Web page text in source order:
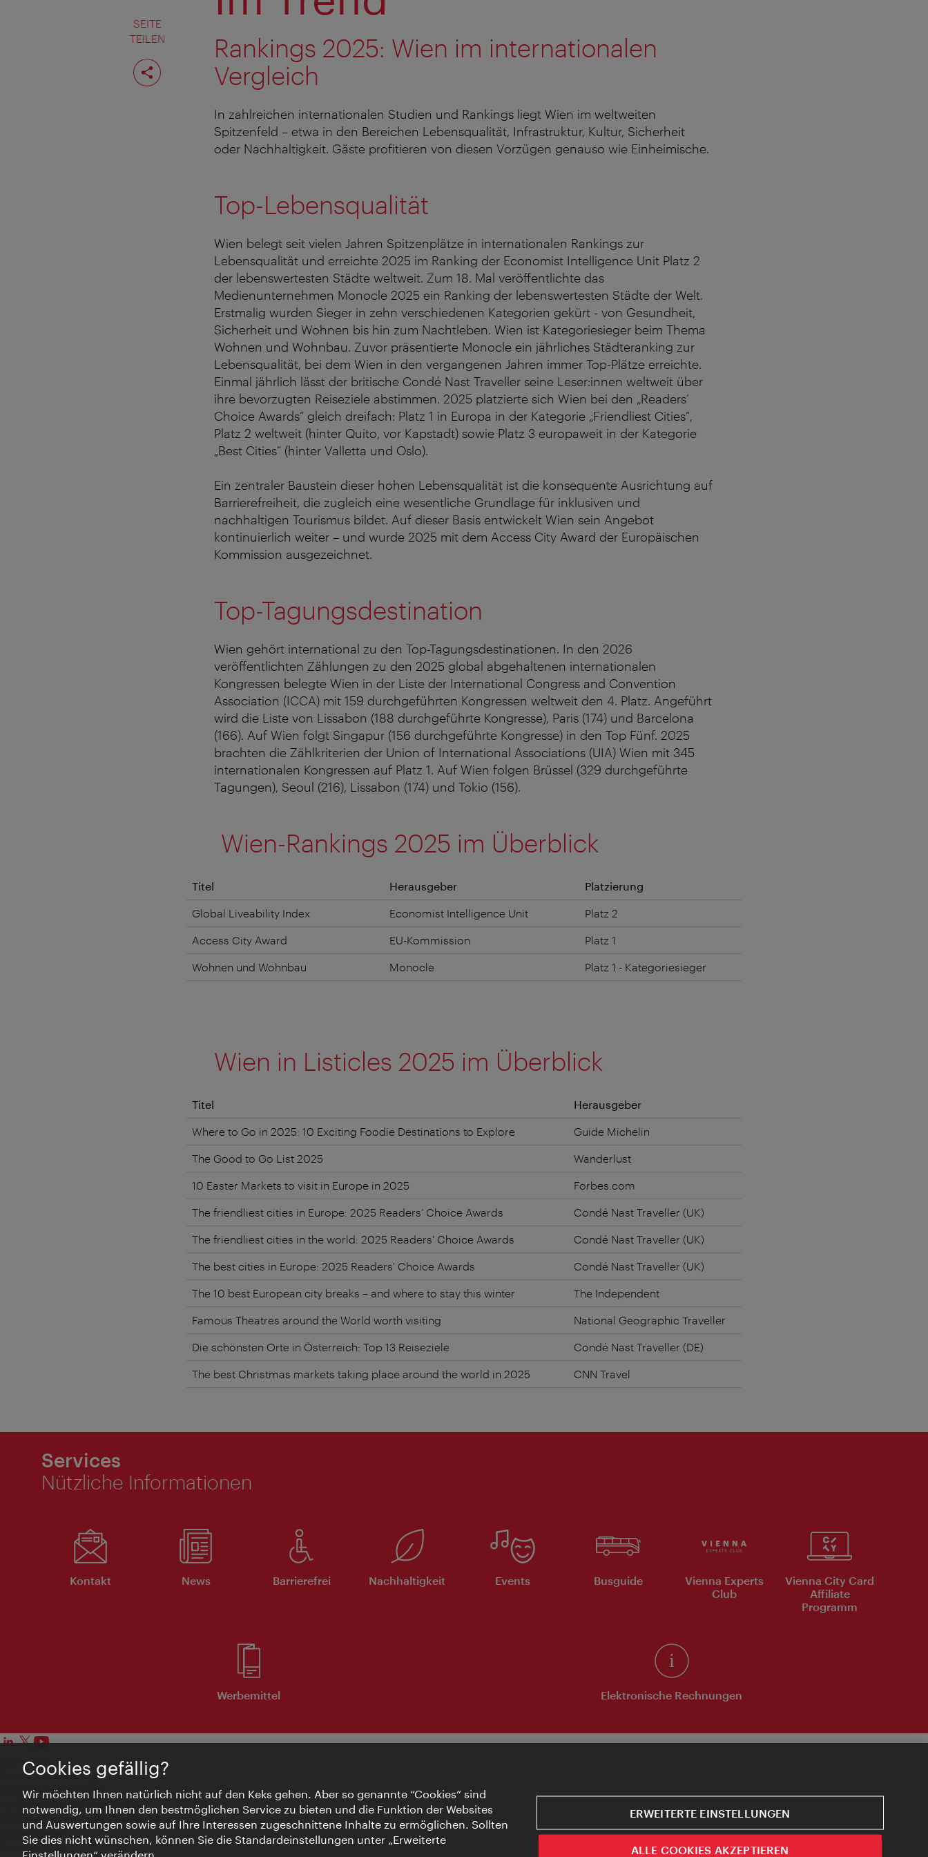
SEITE
TEILEN
Seite
teilen
Rankings 2025: Wien im internationalen
Vergleich
In zahlreichen internationalen Studien und Rankings liegt Wien im weltweiten
Spitzenfeld – etwa in den Bereichen Lebensqualität, Infrastruktur, Kultur, Sicherheit
oder Nachhaltigkeit. Gäste profitieren von diesen Vorzügen genauso wie Einheimische.
Top-Lebensqualität
Wien belegt seit vielen Jahren Spitzenplätze in internationalen Rankings zur
Lebensqualität und erreichte 2025 im Ranking der Economist Intelligence Unit Platz 2
der lebenswertesten Städte weltweit. Zum 18. Mal veröffentlichte das
Medienunternehmen Monocle 2025 ein Ranking der lebenswertesten Städte der Welt.
Erstmalig wurden Sieger in zehn verschiedenen Kategorien gekürt - von Gesundheit,
Sicherheit und Wohnen bis hin zum Nachtleben. Wien ist Kategoriesieger beim Thema
Wohnen und Wohnbau. Zuvor präsentierte Monocle ein jährliches Städteranking zur
Lebensqualität, bei dem Wien in den vergangenen Jahren immer Top-Plätze erreichte.
Einmal jährlich lässt der britische Condé Nast Traveller seine Leser:innen weltweit über
ihre bevorzugten Reiseziele abstimmen. 2025 platzierte sich Wien bei den „Readers’
Choice Awards“ gleich dreifach: Platz 1 in Europa in der Kategorie „Friendliest Cities“,
Platz 2 weltweit (hinter Quito, vor Kapstadt) sowie Platz 3 europaweit in der Kategorie
„Best Cities“ (hinter Valletta und Oslo).
Ein zentraler Baustein dieser hohen Lebensqualität ist die konsequente Ausrichtung auf
Barrierefreiheit, die zugleich eine wesentliche Grundlage für inklusiven und
nachhaltigen Tourismus bildet. Auf dieser Basis entwickelt Wien sein Angebot
kontinuierlich weiter – und wurde 2025 mit dem Access City Award der Europäischen
Kommission ausgezeichnet.
Top-Tagungsdestination
Wien gehört international zu den Top-Tagungsdestinationen. In den 2026
veröffentlichten Zählungen zu den 2025 global abgehaltenen internationalen
Kongressen belegte Wien in der Liste der International Congress and Convention
Association (ICCA) mit 159 durchgeführten Kongressen weltweit den 4. Platz. Angeführt
wird die Liste von Lissabon (188 durchgeführte Kongresse), Paris (174) und Barcelona
(166). Auf Wien folgt Singapur (156 durchgeführte Kongresse) in den Top Fünf. 2025
brachten die Zählkriterien der Union of International Associations (UIA) Wien mit 345
internationalen Kongressen auf Platz 1. Auf Wien folgen Brüssel (329 durchgeführte
Tagungen), Seoul (216), Lissabon (174) und Tokio (156).
Wien-Rankings 2025 im Überblick
Titel Herausgeber Platzierung
Global Liveability Index Economist Intelligence Unit Platz 2
Access City Award EU-Kommission Platz 1
Wohnen und Wohnbau Monocle Platz 1 - Kategoriesieger
Wien in Listicles 2025 im Überblick
Titel Herausgeber
Where to Go in 2025: 10 Exciting Foodie Destinations to Explore Guide Michelin
The Good to Go List 2025 Wanderlust
10 Easter Markets to visit in Europe in 2025 Forbes.com
The friendliest cities in Europe: 2025 Readers’ Choice Awards Condé Nast Traveller (UK)
The friendliest cities in the world: 2025 Readers' Choice Awards Condé Nast Traveller (UK)
The best cities in Europe: 2025 Readers' Choice Awards Condé Nast Traveller (UK)
The 10 best European city breaks – and where to stay this winter The Independent
Famous Theatres around the World worth visiting National Geographic Traveller
Die schönsten Orte in Österreich: Top 13 Reiseziele Condé Nast Traveller (DE)
The best Christmas markets taking place around the world in 2025 CNN Travel
Services
Nützliche Informationen
Kontakt News Barrierefrei Nachhaltigkeit Events Busguide
Vienna Experts
Club
Vienna City Card
Affiliate
Programm
Werbemittel Elektronische Rechnungen
Impressum
Datenschutzerklärung
Nutzungsbedingungen
Veröffentlichungen gem. EMFG
Veröffentlichungen gem. MedKF‑TG
Hinweis geben
Barrierefreiheit
Cookies gefällig?
Wir möchten Ihnen natürlich nicht auf den Keks gehen. Aber so genannte “Cookies” sind
notwendig, um Ihnen den bestmöglichen Service zu bieten und die Funktion der Websites
und Auswertungen sowie auf Ihre Interessen zugeschnittene Inhalte zu ermöglichen. Sollten
Sie dies nicht wünschen, können Sie die Standardeinstellungen unter „Erweiterte
ERWEITERTE EINSTELLUNGEN
ALLE COOKIES AKZEPTIEREN